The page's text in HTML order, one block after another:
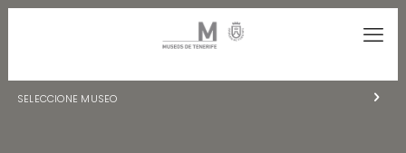
SELECCIONE MUSEO